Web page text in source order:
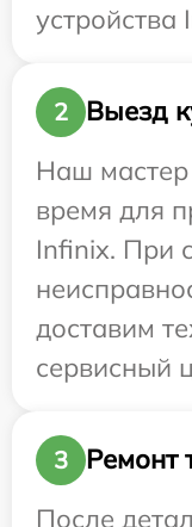
устройства
2
Выезд
Наш мастер
время для
Infinix. При
доставим
сервисный
3
Ремонт
После